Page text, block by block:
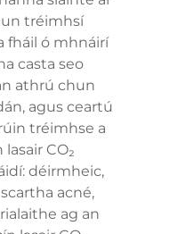
tréimhsí
fháil ó mhnáirí
casta seo
athrú chun
agus ceartú
tréimhse a
CO₂
déirmheic,
acné,
ag an